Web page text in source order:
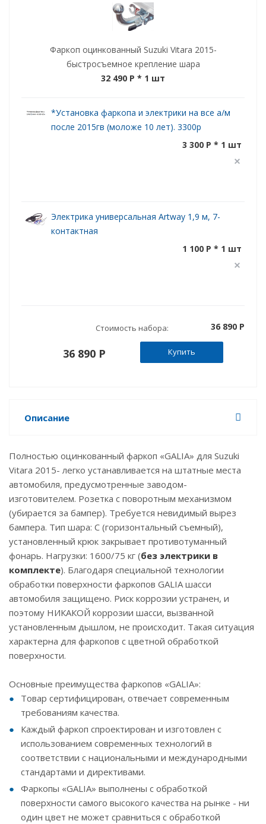
Фаркоп оцинкованный Suzuki Vitara 2015-
быстросъемное крепление шара
32 490 P * 1 шт
*Установка фаркопа и электрики на все а/м
после 2015гв (моложе 10 лет). 3300р
3 300 P * 1 шт
Электрика универсальная Artway 1,9 м, 7-
контактная
1 100 P * 1 шт
Стоимость набора: 36 890 P
36 890 P Купить
Описание
Полностью оцинкованный фаркоп «GALIA» для Suzuki
Vitara 2015- легко устанавливается на штатные места
автомобиля, предусмотренные заводом-
изготовителем. Розетка с поворотным механизмом
(убирается за бампер). Требуется невидимый вырез
бампера. Тип шара: C (горизонтальный съемный),
установленный крюк закрывает противотуманный
фонарь. Нагрузки: 1600/75 кг (без электрики в
комплекте). Благодаря специальной технологии
обработки поверхности фаркопов GALIA шасси
автомобиля защищено. Риск коррозии устранен, и
поэтому НИКАКОЙ коррозии шасси, вызванной
установленным дышлом, не происходит. Такая ситуация
характерна для фаркопов с цветной обработкой
поверхности.
Основные преимущества фаркопов «GALIA»:
Товар сертифицирован, отвечает современным
требованиям качества.
Каждый фаркоп спроектирован и изготовлен с
использованием современных технологий в
соответствии с национальными и международными
стандартами и директивами.
Фаркопы «GALIA» выполнены с обработкой
поверхности самого высокого качества на рынке - ни
один цвет не может сравниться с обработкой